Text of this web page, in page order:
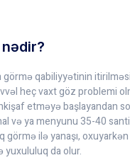
görmə qabiliyyətinin
heç vaxt göz problemi
etməyə başlayandan
və ya menyunu 35-40
görmə ilə yanaşı,
yuxululuq da olur.